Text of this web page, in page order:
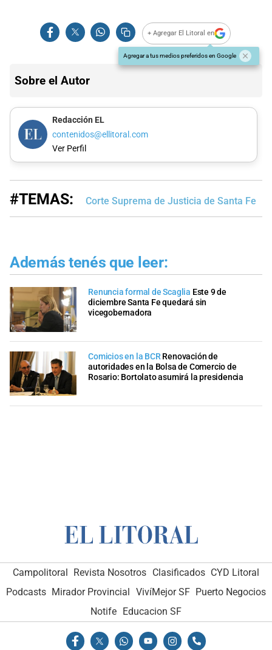
+ Agregar El Litoral en
Agregar a tus medios preferidos en Google
Sobre el Autor
Redacción EL
contenidos@ellitoral.com
Ver Perfil
#TEMAS: Corte Suprema de Justicia de Santa Fe
Además tenés que leer:
Renuncia formal de Scaglia Este 9 de
diciembre Santa Fe quedará sin
vicegobernadora
Comicios en la BCR Renovación de
autoridades en la Bolsa de Comercio de
Rosario: Bortolato asumirá la presidencia
Campolitoral Revista Nosotros Clasificados CYD Litoral
Podcasts Mirador Provincial VivíMejor SF Puerto Negocios
Notife Educacion SF